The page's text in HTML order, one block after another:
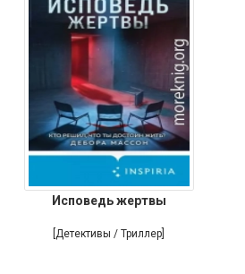
Исповедь жертвы
[Детективы / Триллер]